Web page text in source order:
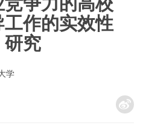
作的实效性
研究
学